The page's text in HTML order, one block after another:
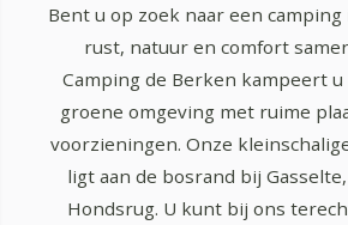
Bent u op zoek naar een
rust, natuur en comfort
Camping de Berken kampeert
groene omgeving met ruime
voorzieningen. Onze
ligt aan de bosrand bij
Hondsrug. U kunt bij ons